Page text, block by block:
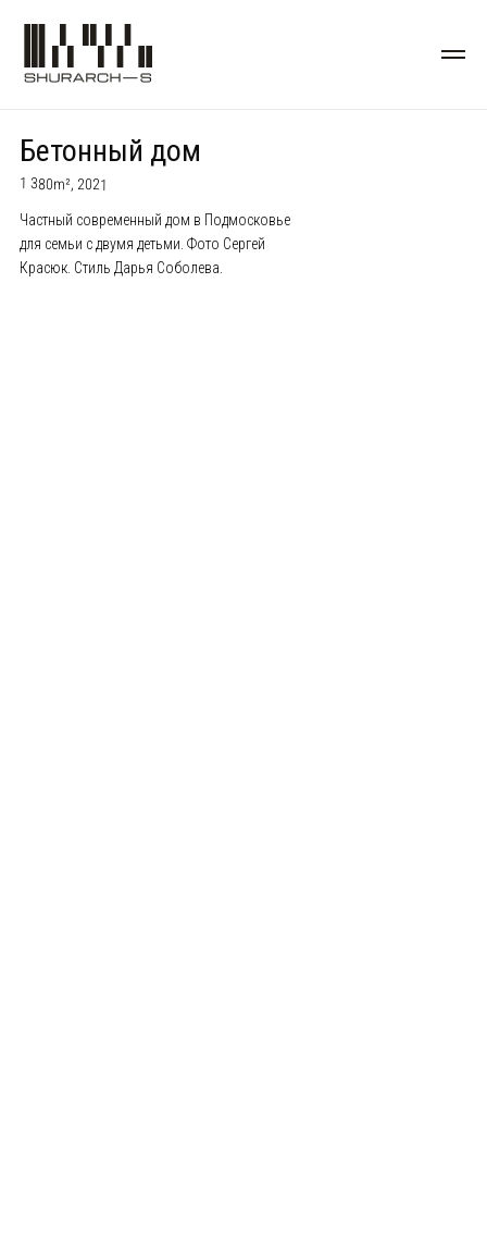
Частный современный дом в Подмосковье
для семьи с двумя детьми. Фото Сергей
Красюк. Стиль Дарья Соболева.
1 380m², 2021
Бетонный дом